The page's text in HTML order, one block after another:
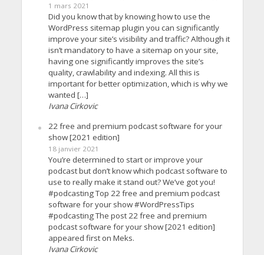
1 mars 2021
Did you know that by knowing how to use the
WordPress sitemap plugin you can significantly
improve your site’s visibility and traffic? Although it
isn’t mandatory to have a sitemap on your site,
having one significantly improves the site’s
quality, crawlability and indexing. All this is
important for better optimization, which is why we
wanted […]
Ivana Cirkovic
22 free and premium podcast software for your
show [2021 edition]
18 janvier 2021
You’re determined to start or improve your
podcast but don’t know which podcast software to
use to really make it stand out? We’ve got you!
#podcasting Top 22 free and premium podcast
software for your show #WordPressTips
#podcasting The post 22 free and premium
podcast software for your show [2021 edition]
appeared first on Meks.
Ivana Cirkovic